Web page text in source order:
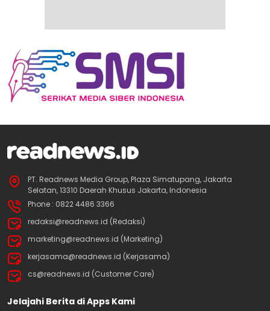
PT. Readnews Media Group, Plaza Simatupang, Jakarta
Selatan, 13310 Daerah Khusus Jakarta, Indonesia
Phone : 0822 4486 3366
redaksi@readnews.id (Redaksi)
marketing@readnews.id (Marketing)
kerjasama@readnews.id (Kerjasama)
cs@readnews.id (Customer Care)
Jelajahi Berita di Apps Kami